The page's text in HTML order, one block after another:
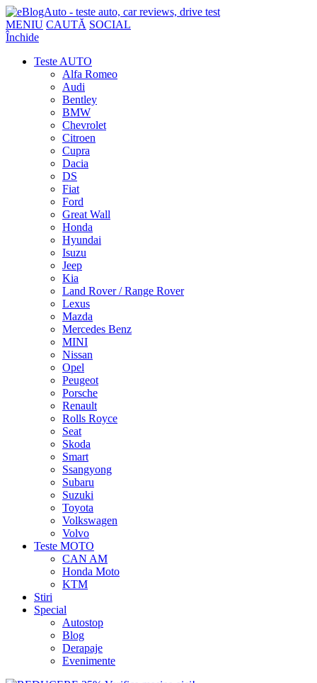
MENIU CAUTĂ SOCIAL
Închide
Teste AUTO
Alfa Romeo
Audi
Bentley
BMW
Chevrolet
Citroen
Cupra
Dacia
DS
Fiat
Ford
Great Wall
Honda
Hyundai
Isuzu
Jeep
Kia
Land Rover / Range Rover
Lexus
Mazda
Mercedes Benz
MINI
Nissan
Opel
Peugeot
Porsche
Renault
Rolls Royce
Seat
Skoda
Smart
Ssangyong
Subaru
Suzuki
Toyota
Volkswagen
Volvo
Teste MOTO
CAN AM
Honda Moto
KTM
Stiri
Special
Autostop
Blog
Derapaje
Evenimente